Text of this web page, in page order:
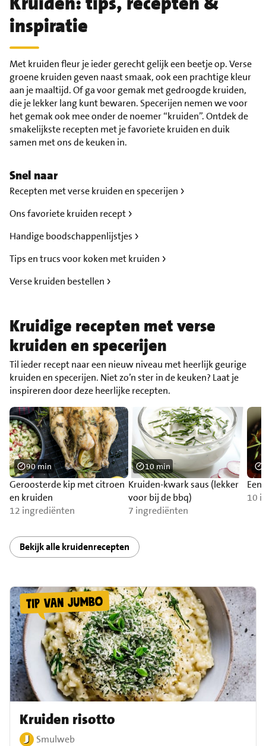
inspiratie
Met kruiden fleur je ieder gerecht gelijk een beetje op. Verse
groene kruiden geven naast smaak, ook een prachtige kleur
aan je maaltijd. Of ga voor gemak met gedroogde kruiden,
die je lekker lang kunt bewaren. Specerijen nemen we voor
het gemak ook mee onder de noemer “kruiden”. Ontdek de
smakelijkste recepten met je favoriete kruiden en duik
samen met ons de keuken in.
Snel naar
Recepten met verse kruiden en specerijen
Ons favoriete kruiden recept
Handige boodschappenlijstjes
Tips en trucs voor koken met kruiden
Verse kruiden bestellen
Kruidige recepten met verse
kruiden en specerijen
Til ieder recept naar een nieuw niveau met heerlijk geurige
kruiden en specerijen. Niet zo’n ster in de keuken? Laat je
inspireren door deze heerlijke recepten.
Geroosterde kip met citroen
en kruiden
12 ingrediënten
90 min
Kruiden-kwark saus (lekker
voor bij de bbq)
7 ingrediënten
10 min
10
Bekijk alle kruidenrecepten
Kruiden risotto
Smulweb